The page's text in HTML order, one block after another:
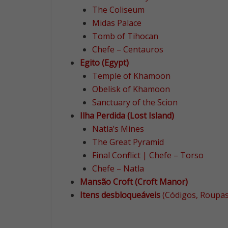
The Coliseum
Midas Palace
Tomb of Tihocan
Chefe – Centauros
Egito (Egypt)
Temple of Khamoon
Obelisk of Khamoon
Sanctuary of the Scion
Ilha Perdida (Lost Island)
Natla’s Mines
The Great Pyramid
Final Conflict | Chefe – Torso
Chefe – Natla
Mansão Croft (Croft Manor)
Itens desbloqueáveis(Códigos,